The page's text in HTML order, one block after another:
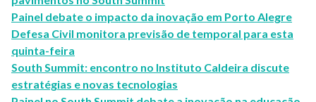
Painel debate o impacto da inovação em Porto Alegre
Defesa Civil monitora previsão de temporal para esta
quinta-feira
South Summit: encontro no Instituto Caldeira discute
estratégias e novas tecnologias